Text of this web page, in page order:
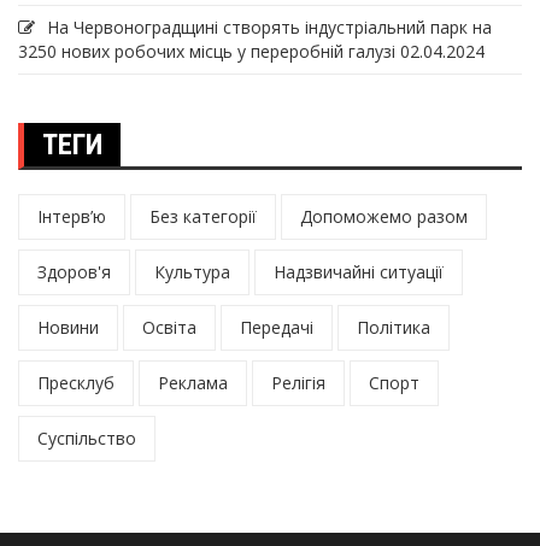
На Червоноградщині створять індустріальний парк на
3250 нових робочих місць у переробній галузі 02.04.2024
ТЕГИ
Інтерв’ю Без категорії Допоможемо разом
Здоров'я Культура Надзвичайні ситуації
Новини Освіта Передачі Політика
Пресклуб Реклама Релігія Спорт
Суспільство